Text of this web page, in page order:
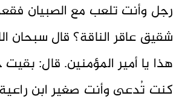
رجل وأنت تلعب مع الصبيان
شقيق عاقر الناقة؟ قال سبحان
هذا يا أمير المؤمنين. قال:
كنت تُدعى وأنت صغير ابن راعية